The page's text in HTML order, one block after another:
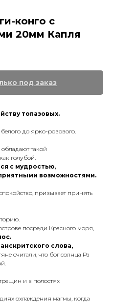
конго с
20мм Капля
топазовых.
до ярко-розового.
такой
голубой.
с мудростью,
возможностями.
призывает принять
посреди Красного моря,
слова,
считали, что бог солнца Ра
и в полостях
охлаждения магмы, когда